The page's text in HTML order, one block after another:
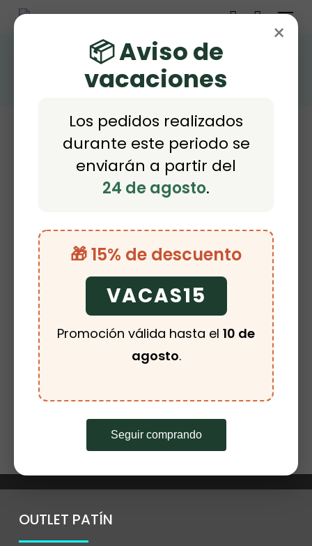
Skip
account
Menu
ABRIGAR
Mostrando el único resultado
Buscar
por:
Buscar
CATEGORÍAS DEL PRODUCTO
Opciones
Este
producto
múltiples
variantes.
Las
se
Buff para Cuello
de
precios:
10.00€
OUTLET PATÍN
×
📦 Aviso de
vacaciones
Los pedidos realizados
durante este periodo se
enviarán a partir del
24 de agosto.
🎁 15% de descuento
VACAS15
Promoción válida hasta el 10 de
agosto.
Seguir comprando